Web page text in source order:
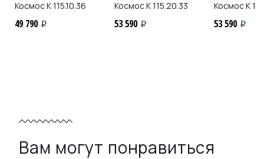
КосмосK 115.10.36
49 790 i
КосмосK 115.20.33
53 590 i
КосмосK
53 590 i
Вам могут понравиться